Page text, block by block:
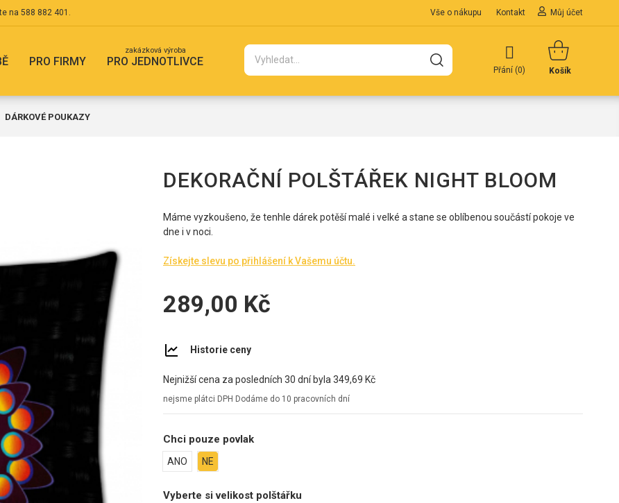
na 588 882 401 . Vše o nákupu Kontakt Můj účet
PRO JEDNOTLIVCE
zakázková výroba
PRO FIRMY
Přání (0) Košík
DÁRKOVÉ POUKAZY
DEKORAČNÍ POLŠTÁŘEK NIGHT BLOOM
Máme vyzkoušeno, že tenhle dárek potěší malé i velké a stane se oblíbenou součástí pokoje ve
dne i v noci.
Získejte slevu po přihlášení k Vašemu účtu.
289,00 Kč
Historie ceny
Nejnižší cena za posledních 30 dní byla349,69 Kč
nejsme plátci DPH Dodáme do 10 pracovních dní
Chci pouze povlak
ANO NE
Vyberte si velikost polštářku